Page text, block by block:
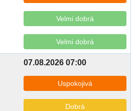
Velmi dobrá
Velmi dobrá
07.08.2026 07:00
Uspokojivá
Dobrá